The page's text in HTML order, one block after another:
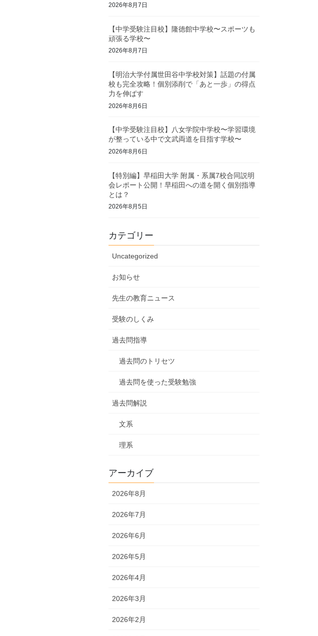
2026年8月7日
【中学受験注目校】隆徳館中学校〜スポーツも
頑張る学校〜
2026年8月7日
【明治大学付属世田谷中学校対策】話題の付属
校も完全攻略！個別添削で「あと一歩」の得点
力を伸ばす
2026年8月6日
【中学受験注目校】八女学院中学校〜学習環境
が整っている中で文武両道を目指す学校〜
2026年8月6日
【特別編】早稲田大学 附属・系属7校合同説明
会レポート公開！早稲田への道を開く個別指導
とは？
2026年8月5日
カテゴリー
Uncategorized
お知らせ
先生の教育ニュース
受験のしくみ
過去問指導
過去問のトリセツ
過去問を使った受験勉強
過去問解説
文系
理系
アーカイブ
2026年8月
2026年7月
2026年6月
2026年5月
2026年4月
2026年3月
2026年2月